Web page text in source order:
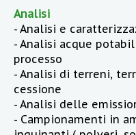
Analisi
- Analisi e
- Analisi acque
processo
- Analisi di terreni,
cessione
- Analisi delle
- Campionamenti in